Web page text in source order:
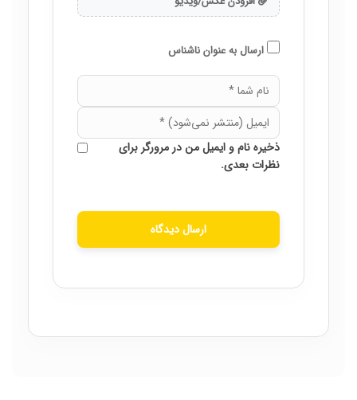
ارسال به عنوان ناشناس
ذخیره نام و ایمیل من در مرورگر برای
نظرات بعدی.
ارسال دیدگاه